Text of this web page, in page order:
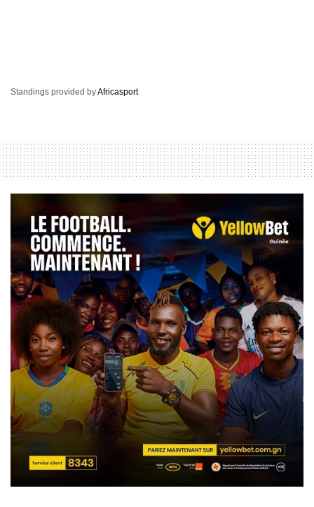
Standings provided byAfricasport